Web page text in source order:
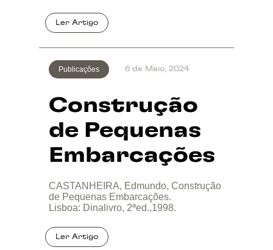
Publicações
Construção
de Pequenas
Embarcações
6 de Maio, 2024
CASTANHEIRA, Edmundo, Construção
de Pequenas Embarcações.
Lisboa: Dinalivro, 2ªed.,1998.